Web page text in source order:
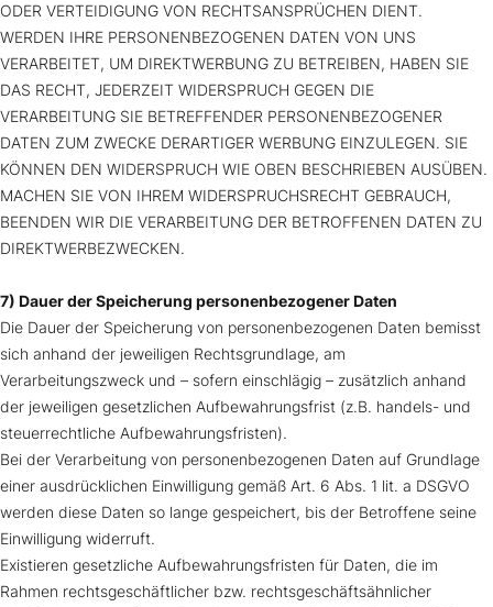
ODER VERTEIDIGUNG VON RECHTSANSPRÜCHEN DIENT.
WERDEN IHRE PERSONENBEZOGENEN DATEN VON UNS
VERARBEITET, UM DIREKTWERBUNG ZU BETREIBEN, HABEN SIE
DAS RECHT, JEDERZEIT WIDERSPRUCH GEGEN DIE
VERARBEITUNG SIE BETREFFENDER PERSONENBEZOGENER
DATEN ZUM ZWECKE DERARTIGER WERBUNG EINZULEGEN. SIE
KÖNNEN DEN WIDERSPRUCH WIE OBEN BESCHRIEBEN AUSÜBEN.
MACHEN SIE VON IHREM WIDERSPRUCHSRECHT GEBRAUCH,
BEENDEN WIR DIE VERARBEITUNG DER BETROFFENEN DATEN ZU
DIREKTWERBEZWECKEN.
7) Dauer der Speicherung personenbezogener Daten
Die Dauer der Speicherung von personenbezogenen Daten bemisst
sich anhand der jeweiligen Rechtsgrundlage, am
Verarbeitungszweck und – sofern einschlägig – zusätzlich anhand
der jeweiligen gesetzlichen Aufbewahrungsfrist (z.B. handels- und
steuerrechtliche Aufbewahrungsfristen).
Bei der Verarbeitung von personenbezogenen Daten auf Grundlage
einer ausdrücklichen Einwilligung gemäß Art. 6 Abs. 1 lit. a DSGVO
werden diese Daten so lange gespeichert, bis der Betroffene seine
Einwilligung widerruft.
Existieren gesetzliche Aufbewahrungsfristen für Daten, die im
Rahmen rechtsgeschäftlicher bzw. rechtsgeschäftsähnlicher